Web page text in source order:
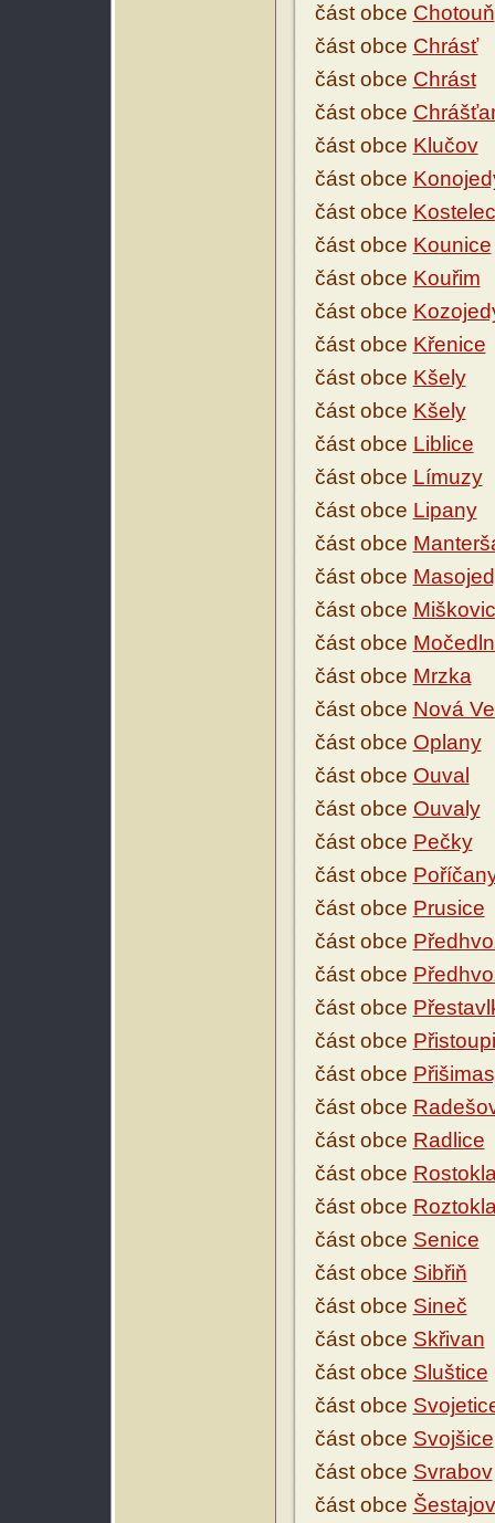
část obce Chotouň
část obce Chrásť
část obce Chrást
část obce
část obce Klučov
část obce
část obce Kostelec
část obce Kounice
část obce Kouřim
část obce
část obce Křenice
část obce Kšely
část obce Kšely
část obce Liblice
část obce Límuzy
část obce Lipany
část obce
část obce
část obce
část obce
část obce Mrzka
část obce Nová
část obce Oplany
část obce Ouval
část obce Ouvaly
část obce Pečky
část obce
část obce Prusice
část obce
část obce
část obce
část obce
část obce
část obce
část obce Radlice
část obce
část obce
část obce Senice
část obce Sibřiň
část obce Sineč
část obce Skřivan
část obce Sluštice
část obce
část obce Svojšice
část obce Svrabov
část obce